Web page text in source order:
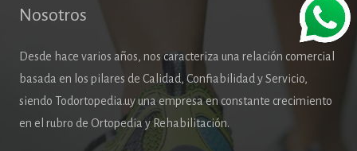
Nosotros
Desde hace varios años, nos caracteriza una relación comercial
basada en los pilares de Calidad, Confiabilidad y Servicio,
siendo Todortopedia.uy una empresa en constante crecimiento
en el rubro de Ortopedia y Rehabilitación.